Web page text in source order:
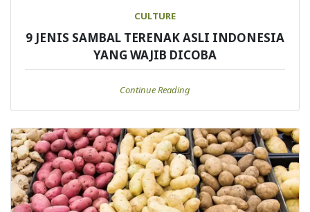
CULTURE
9 JENIS SAMBAL TERENAK ASLI INDONESIA
YANG WAJIB DICOBA
Continue Reading